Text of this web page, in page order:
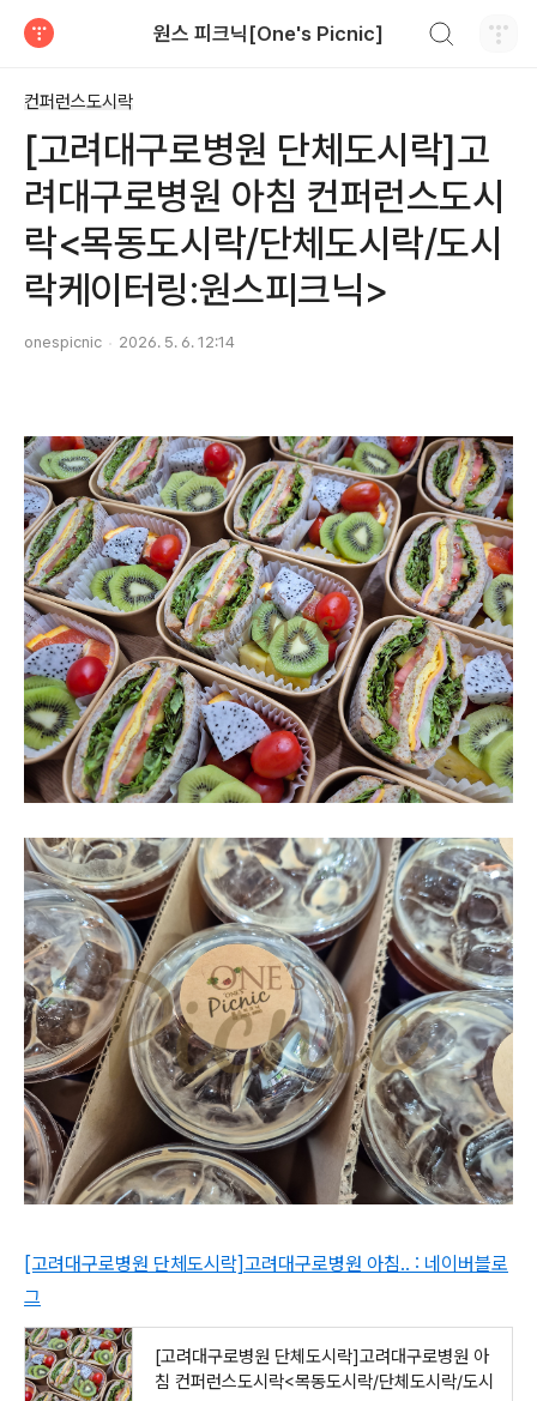
원스 피크닉[One's Picnic]
컨퍼런스도시락
[고려대구로병원 단체도시락]고
려대구로병원 아침 컨퍼런스도시
락<목동도시락/단체도시락/도시
락케이터링:원스피크닉>
onespicnic 2026. 5. 6. 12:14
[고려대구로병원 단체도시락]고려대구로병원 아침.. : 네이버블로
그
[고려대구로병원 단체도시락]고려대구로병원 아
침 컨퍼런스도시락<목동도시락/단체도시락/도시